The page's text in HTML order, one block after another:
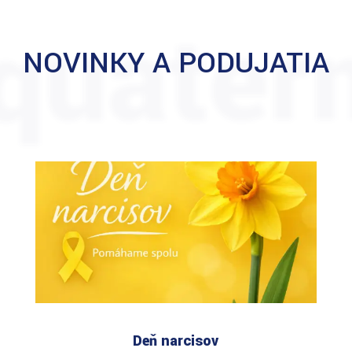
NOVINKY A PODUJATIA
Deň narcisov